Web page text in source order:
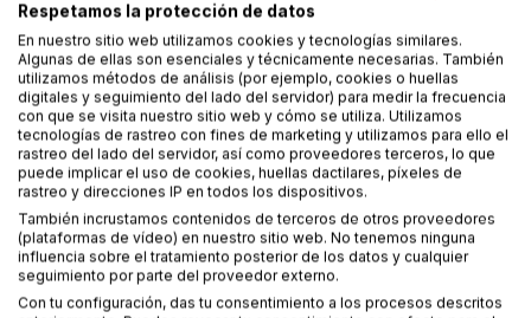
Añadir a lista de deseo
Haz una reseña
DESCRIPCIÓN
Respetamos la protección de datos
En nuestro sitio web utilizamos cookies y tecnologías similares.
Algunas de ellas son esenciales y técnicamente necesarias. También
utilizamos métodos de análisis (por ejemplo, cookies o huellas
digitales y seguimiento del lado del servidor) para medir la frecuencia
con que se visita nuestro sitio web y cómo se utiliza. Utilizamos
tecnologías de rastreo con fines de marketing y utilizamos para ello el
rastreo del lado del servidor, así como proveedores terceros, lo que
puede implicar el uso de cookies, huellas dactilares, píxeles de
rastreo y direcciones IP en todos los dispositivos.
También incrustamos contenidos de terceros de otros proveedores
(plataformas de vídeo) en nuestro sitio web. No tenemos ninguna
influencia sobre el tratamiento posterior de los datos y cualquier
seguimiento por parte del proveedor externo.
Con tu configuración, das tu consentimiento a los procesos descritos